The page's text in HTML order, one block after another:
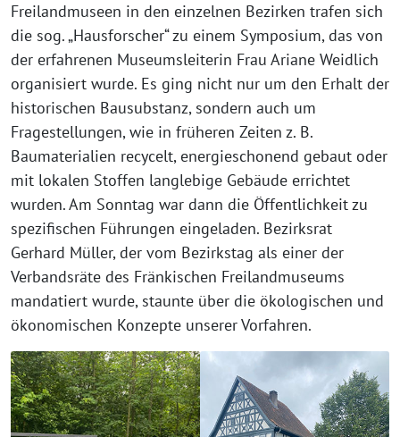
Freilandmuseen in den einzelnen Bezirken trafen sich
die sog. „Hausforscher“ zu einem Symposium, das von
der erfahrenen Museumsleiterin Frau Ariane Weidlich
organisiert wurde. Es ging nicht nur um den Erhalt der
historischen Bausubstanz, sondern auch um
Fragestellungen, wie in früheren Zeiten z. B.
Baumaterialien recycelt, energieschonend gebaut oder
mit lokalen Stoffen langlebige Gebäude errichtet
wurden. Am Sonntag war dann die Öffentlichkeit zu
spezifischen Führungen eingeladen. Bezirksrat
Gerhard Müller, der vom Bezirkstag als einer der
Verbandsräte des Fränkischen Freilandmuseums
mandatiert wurde, staunte über die ökologischen und
ökonomischen Konzepte unserer Vorfahren.